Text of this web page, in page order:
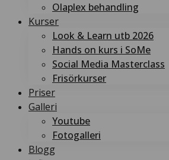
Olaplex behandling
Kurser
Look & Learn utb 2026
Hands on kurs i SoMe
Social Media Masterclass
Frisörkurser
Priser
Galleri
Youtube
Fotogalleri
Blogg